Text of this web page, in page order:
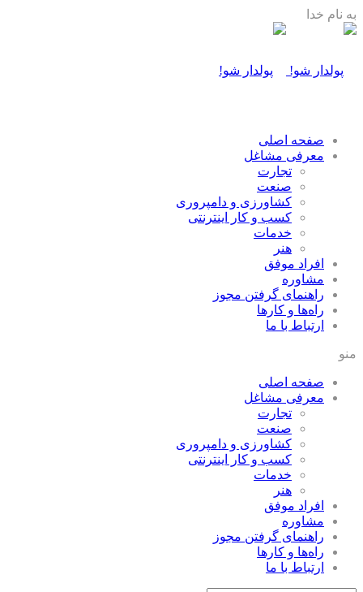
به نام خدا
صفحه اصلی
معرفی مشاغل
تجارت
صنعت
كشاورزی و دامپروری
كسب و كار اينترنتی
خدمات
هنر
افراد موفق
مشاوره
راهنمای گرفتن مجوز
راه‌ها و كارها
ارتباط با ما
منو
صفحه اصلی
معرفی مشاغل
تجارت
صنعت
كشاورزی و دامپروری
كسب و كار اينترنتی
خدمات
هنر
افراد موفق
مشاوره
راهنمای گرفتن مجوز
راه‌ها و كارها
ارتباط با ما